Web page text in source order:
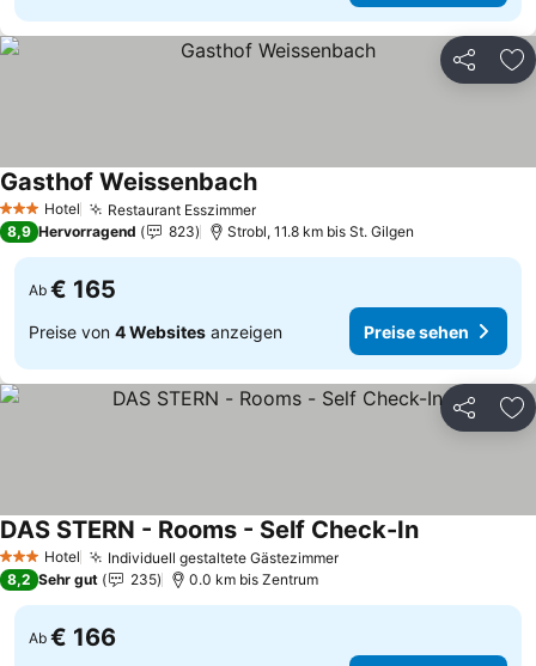
Teilen
3 SterneHotel Restaurant EsszimmerPreise sehen
Gasthof WeissenbachPreise sehen
8,9 Hervorragend 823 Strobl, 11.8 km bis St. Gilgen
Ab € 165
Preise von 4 Websites anzeigen Preise sehen
Teilen
3 SterneHotel Individuell gestaltete GästezimmerPreise sehen
DAS STERN - Rooms - Self Check-InPreise sehen
8,2 Sehr gut 235 0.0 km bis Zentrum
Ab € 166